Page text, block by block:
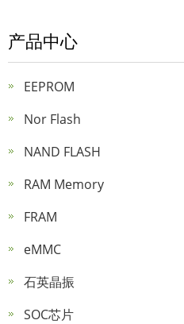
产品中心
EEPROM
Nor Flash
NAND FLASH
RAM Memory
FRAM
eMMC
石英晶振
SOC芯片